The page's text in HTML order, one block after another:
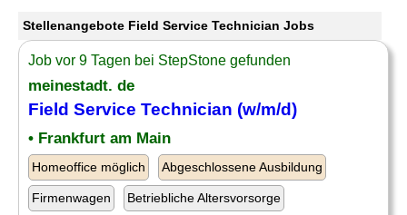
Stellenangebote Field Service Technician Jobs
Job vor 9 Tagen bei StepStone gefunden
meinestadt. de
Field Service Technician (w/m/d)
• Frankfurt am Main
Homeoffice möglich Abgeschlossene Ausbildung
Firmenwagen Betriebliche Altersvorsorge